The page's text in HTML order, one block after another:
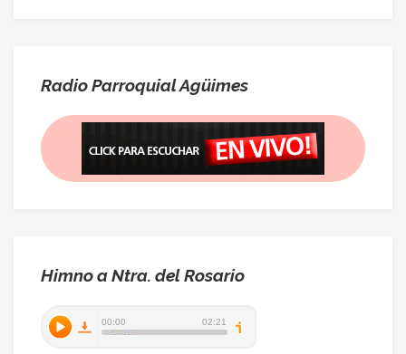
Radio Parroquial Agüimes
Himno a Ntra. del Rosario